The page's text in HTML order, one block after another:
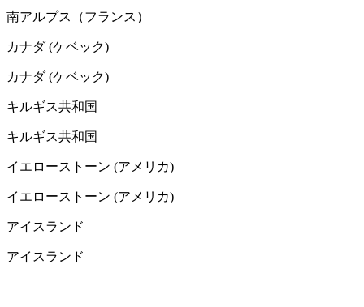
南アルプス（フランス）
カナダ (ケベック)
カナダ (ケベック)
キルギス共和国
キルギス共和国
イエローストーン (アメリカ)
イエローストーン (アメリカ)
アイスランド
アイスランド